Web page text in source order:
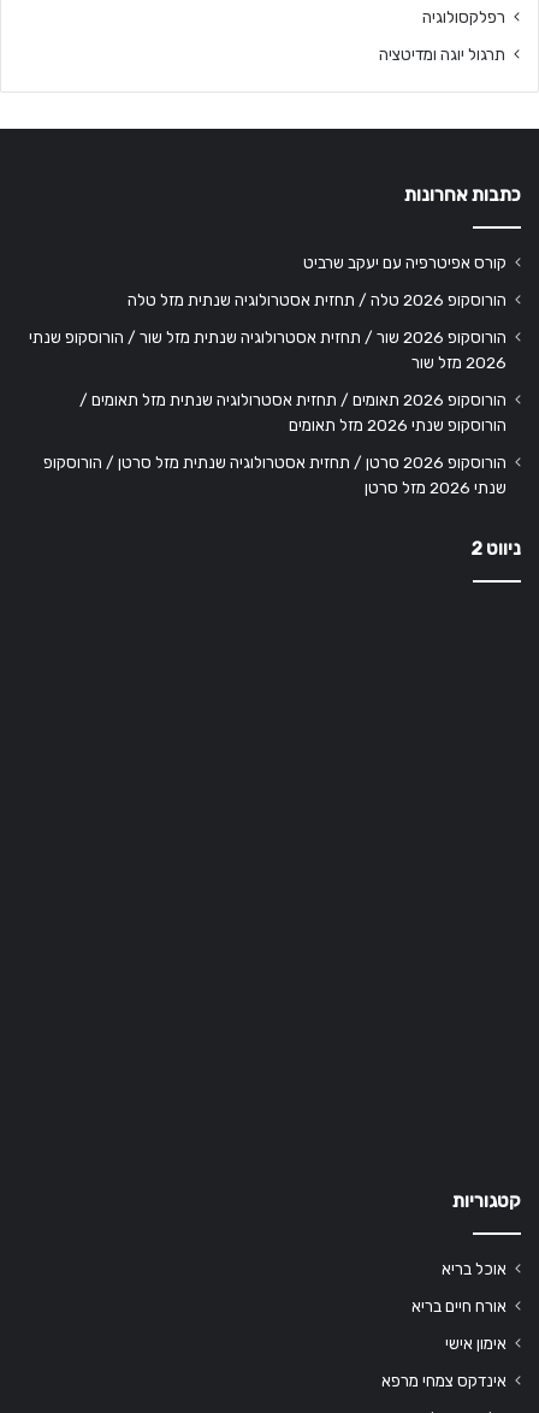
רפלקסולוגיה
תרגול יוגה ומדיטציה
כתבות אחרונות
קורס אפיטרפיה עם יעקב שרביט
הורוסקופ 2026 טלה / תחזית אסטרולוגיה שנתית מזל טלה
הורוסקופ 2026 שור / תחזית אסטרולוגיה שנתית מזל שור / הורוסקופ שנתי
2026 מזל שור
הורוסקופ 2026 תאומים / תחזית אסטרולוגיה שנתית מזל תאומים /
הורוסקופ שנתי 2026 מזל תאומים
הורוסקופ 2026 סרטן / תחזית אסטרולוגיה שנתית מזל סרטן / הורוסקופ
שנתי 2026 מזל סרטן
ניווט 2
קטגוריות
אוכל בריא
אורח חיים בריא
אימון אישי
אינדקס צמחי מרפא